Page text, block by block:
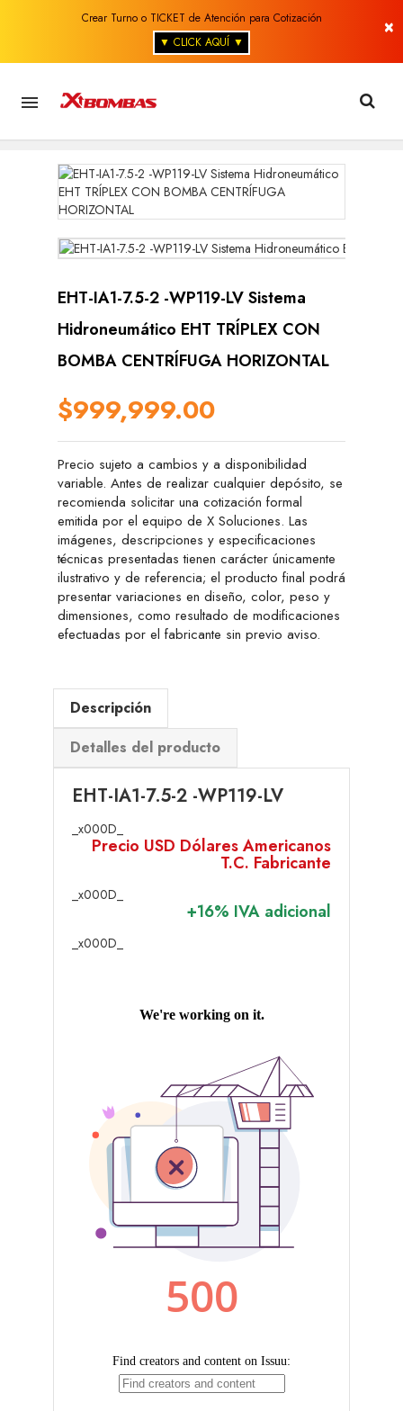
×
Crear Turno o TICKET de Atención para Cotización
▼ CLICK AQUÍ ▼

EHT-IA1-7.5-2 -WP119-LV Sistema
Hidroneumático EHT TRÍPLEX CON
BOMBA CENTRÍFUGA HORIZONTAL
$999,999.00
Precio sujeto a cambios y a disponibilidad
variable. Antes de realizar cualquier depósito, se
recomienda solicitar una cotización formal
emitida por el equipo de X Soluciones. Las
imágenes, descripciones y especificaciones
técnicas presentadas tienen carácter únicamente
ilustrativo y de referencia; el producto final podrá
presentar variaciones en diseño, color, peso y
dimensiones, como resultado de modificaciones
efectuadas por el fabricante sin previo aviso.
Descripción
Detalles del producto
EHT-IA1-7.5-2 -WP119-LV
_x000D_
Precio USD Dólares Americanos
T.C. Fabricante
_x000D_
+16% IVA adicional
_x000D_